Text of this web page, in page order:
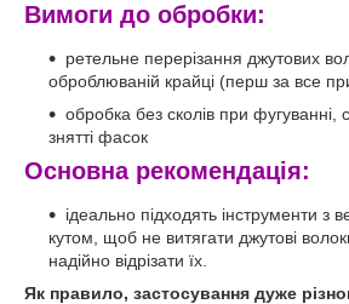
Вимоги до обробки:
ретельне перерізання джутових
оброблюваній крайці (перш за все
обробка без сколів при фугуванні,
знятті фасок
Основна рекомендація:
ідеально підходять інструменти з
кутом, щоб не витягати джутові
надійно відрізати їх.
Як правило, застосування дуже